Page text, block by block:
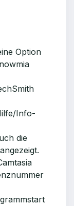
Option
Info-
die